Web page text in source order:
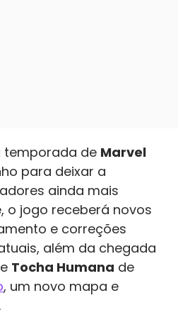
temporada de Marvel
para deixar a
ainda mais
o jogo receberá novos
e correções
além da chegada
e Tocha Humana de
, um novo mapa e